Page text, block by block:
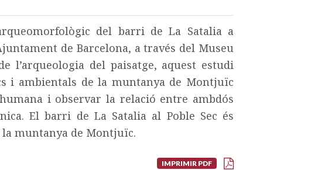
del barri de La Satalia a
de Barcelona, a través del Museu
l’arqueologia del paisatge, aquest estudi
i ambientals de la muntanya de Montjuïc
i observar la relació entre ambdós
El barri de La Satalia al Poble Sec és
muntanya de Montjuïc.
IMPRIMIR PDF